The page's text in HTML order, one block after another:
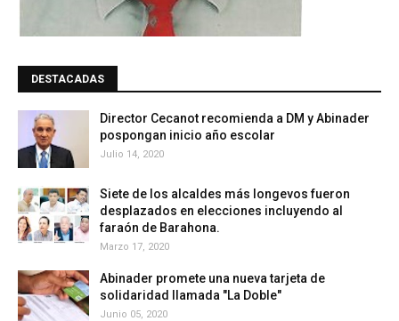
DESTACADAS
Director Cecanot recomienda a DM y Abinader
pospongan inicio año escolar
Julio 14, 2020
Siete de los alcaldes más longevos fueron
desplazados en elecciones incluyendo al
faraón de Barahona.
Marzo 17, 2020
Abinader promete una nueva tarjeta de
solidaridad llamada "La Doble"
Junio 05, 2020